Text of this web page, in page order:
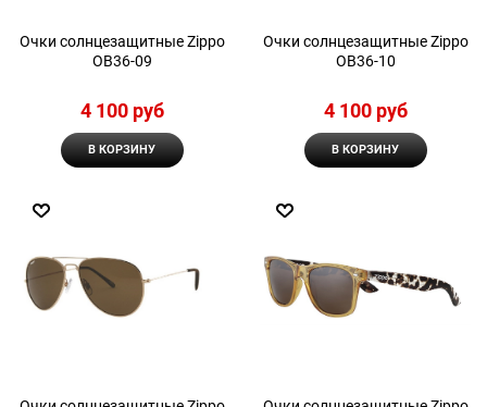
Очки солнцезащитные Zippo
OB36-09
4 100 руб
В КОРЗИНУ
Очки солнцезащитные Zippo
OB36-10
4 100 руб
В КОРЗИНУ